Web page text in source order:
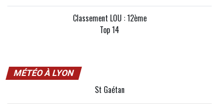
Classement LOU : 12ème
Top 14
MÉTÉO À LYON
St Gaétan